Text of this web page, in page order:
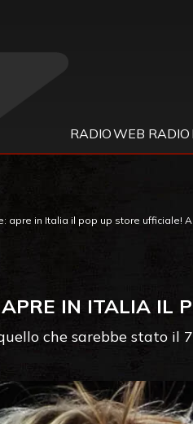
RADIOWEB RADIO
apre in Italia il pop up store ufficiale!
IN ITALIA IL
che sarebbe stato il